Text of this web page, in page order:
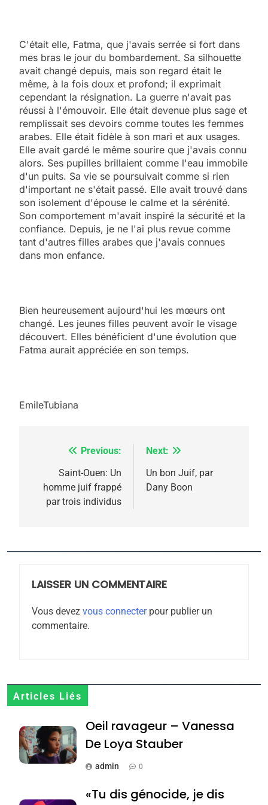
C'était elle, Fatma, que j'avais serrée si fort dans
mes bras le jour du bombardement. Sa silhouette
avait changé depuis, mais son regard était le
même, à la fois doux et profond; il exprimait
cependant la résignation. La guerre n'avait pas
réussi à l'émouvoir. Elle était devenue plus sage et
remplissait ses devoirs comme toutes les femmes
arabes. Elle était fidèle à son mari et aux usages.
Elle avait gardé le même sourire que j'avais connu
alors. Ses pupilles brillaient comme l'eau immobile
d'un puits. Sa vie se poursuivait comme si rien
d'important ne s'était passé. Elle avait trouvé dans
son isolement d'épouse le calme et la sérénité.
Son comportement m'avait inspiré la sécurité et la
confiance. Depuis, je ne l'ai plus revue comme
tant d'autres filles arabes que j'avais connues
dans mon enfance.
Bien heureusement aujourd'hui les mœurs ont
changé. Les jeunes filles peuvent avoir le visage
découvert. Elles bénéficient d'une évolution que
Fatma aurait appréciée en son temps.
EmileTubiana
Navigation
l’article
Previous:
Saint-Ouen: Un
homme juif frappé
par trois individus
Next:
Un bon Juif, par
Dany Boon
LAISSER UN COMMENTAIRE
Vous devez vous connecterpour publier un
commentaire.
Articles Liés
Oeil ravageur – Vanessa
De Loya Stauber
admin 0
«Tu dis génocide, je dis
2025, l’année la plus
meurtrière selon le
rapport d’ADL contre
FRANCE
FIÈRE, DIGNE ET RÉSILIENTE :
MA JUDAÏTE par Thérèse
ISRAÉL JUDAISME
7
8
Tafraout, le miel de Tadla
Azilal consacrés produits
du terroir
DAFINA MAROC
Oeil ravageur – Vanessa